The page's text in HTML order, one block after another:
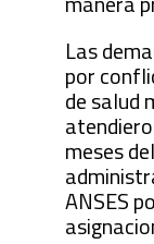
Las
por
de salud
meses
ANSES